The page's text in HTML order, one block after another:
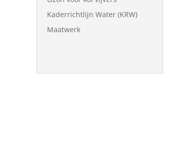
Kaderrichtlijn Water (KRW)
Maatwerk